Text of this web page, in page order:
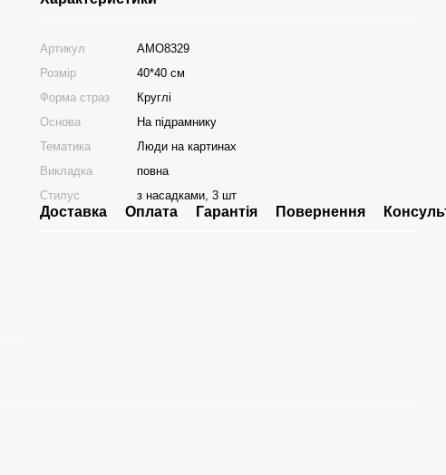
Артикул
AMO8329
Розмір
40*40 см
Форма страз
Круглі
Основа
На підрамнику
Тематика
Люди на картинах
Викладка
повна
Стилус
з насадками, 3 шт
Доставка Оплата Гарантія Повернення